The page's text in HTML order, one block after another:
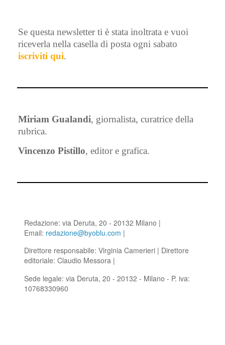
Se questa newsletter ti è stata inoltrata e vuoi
riceverla nella casella di posta ogni sabato
iscriviti qui.
Miriam Gualandi, giornalista, curatrice della
rubrica.
Vincenzo Pistillo, editor e grafica.
Redazione: via Deruta, 20 - 20132 Milano |
Email: redazione@byoblu.com |
Direttore responsabile: Virginia Camerieri | Direttore
editoriale: Claudio Messora |
Sede legale: via Deruta, 20 - 20132 - Milano - P. iva:
10768330960